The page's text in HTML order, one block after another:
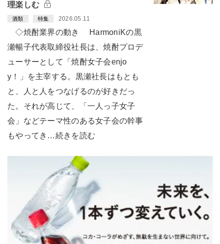
理楽しむ
酒類 特集 2026.05.11
◇焼酎業界の動き HarmoniKの黒
瀬暢子代表取締役社長は、焼酎プロデ
ューサーとして「焼酎女子会enjo
y！」を主宰する。黒瀬社長はもとも
と、人と人をつなげるのが好きだっ
た。それが高じて、「一人っ子女子
会」などテーマ性のある女子会の幹事
もやってき…続きを読む